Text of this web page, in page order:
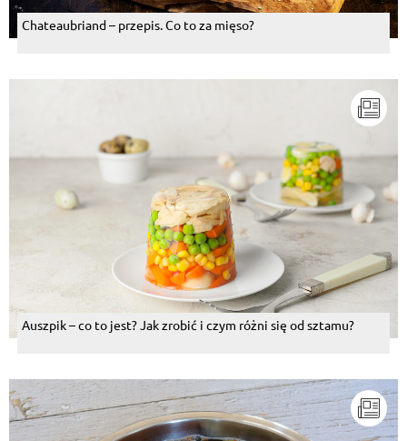
Chateaubriand – przepis. Co to za mięso?
Auszpik – co to jest? Jak zrobić i czym różni się od sztamu?